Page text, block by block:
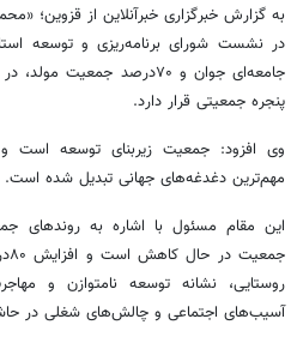
به گزارش خبرگزاری خبرآنلاین از قزوین؛
در نشست شورای برنامه‌ریزی و توسعه
جامعه‌ای جوان و ۷۰درصد
پنجره جمعیتی قرار دارد.
وی افزود: جمعیت زیربنای توسعه است
مهم‌ترین دغدغه‌های جهانی تبدیل شده است.
این مقام مسئول با اشاره به روندهای
روستایی، نشانه توسعه نامتوازن و
آسیب‌های اجتماعی و چالش‌های شغلی در